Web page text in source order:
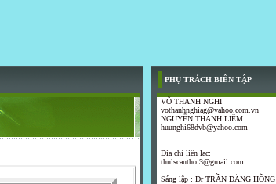
PHỤ TRÁCH BIÊN TẬP
VÕ THANH NGHI
vothanhnghiag@yahoo.com.vn
NGUYỄN THANH LIÊM
huunghi68dvb@yahoo.com
Địa chỉ liên lạc:
thnlscantho.3@gmail.com
Sáng lập : Dr TRẦN ĐĂNG HỒNG